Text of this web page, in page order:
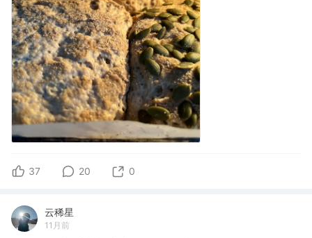
37 20 0
云稀星
11月前